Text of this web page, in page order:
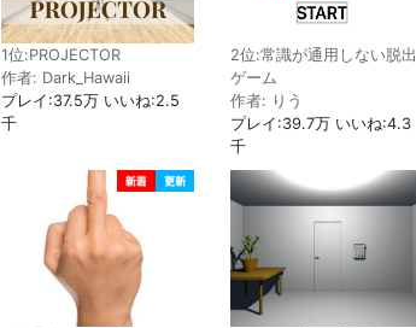
1位:PROJECTOR
作者: Dark_Hawaii
プレイ:37.5万 いいね:2.5
千
2位:常識が通用しない脱出
ゲーム
作者: りう
プレイ:39.7万 いいね:4.3
千